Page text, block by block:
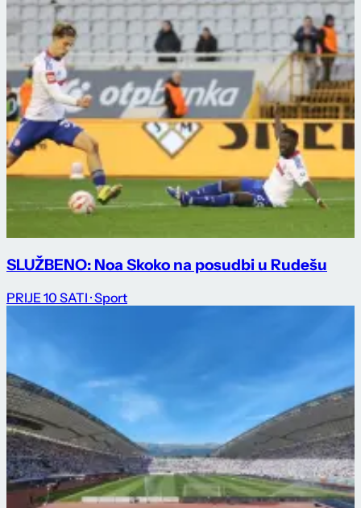
SLUŽBENO: Noa Skoko na posudbi u Rudešu
PRIJE 10 SATI · Sport